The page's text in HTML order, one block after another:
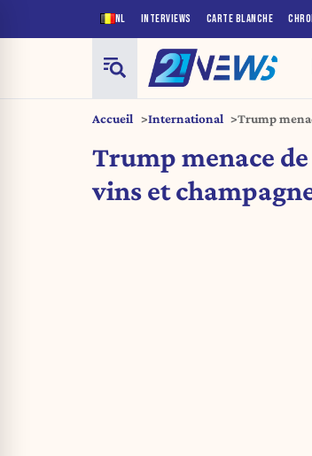
NL INTERVIEWS CARTE BLANCHE
Accueil International
Trump
Trump menace
vins et